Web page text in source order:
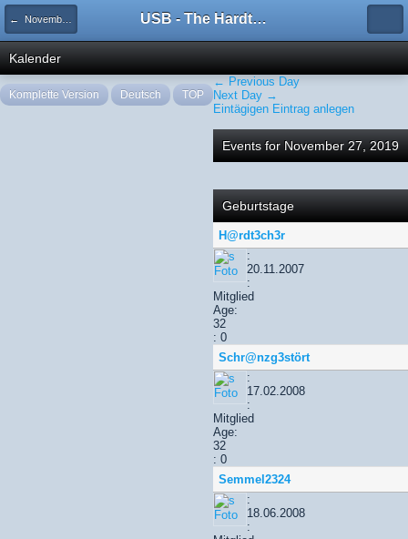
← November 2019 USB - The Hardtechno Family
Kalender
← Previous Day
Next Day →
Eintägigen Eintrag anlegen
Events for November 27, 2019
Geburtstage
H@rdt3ch3r
:
20.11.2007
:
Mitglied
Age:
32
: 0
Schr@nzg3stört
:
17.02.2008
:
Mitglied
Age:
32
: 0
Semmel2324
:
18.06.2008
:
Komplette Version Deutsch TOP